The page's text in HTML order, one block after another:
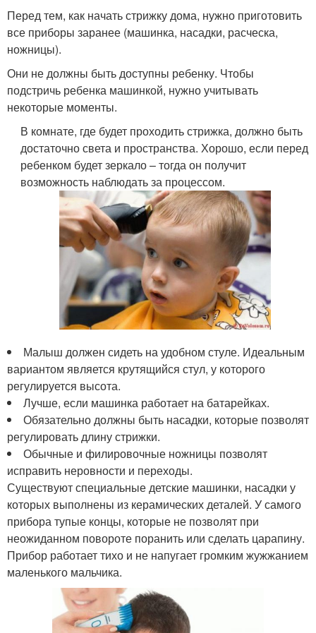
Перед тем, как начать стрижку дома, нужно приготовить
все приборы заранее (машинка, насадки, расческа,
ножницы).
Они не должны быть доступны ребенку. Чтобы
подстричь ребенка машинкой, нужно учитывать
некоторые моменты.
В комнате, где будет проходить стрижка, должно быть
достаточно света и пространства. Хорошо, если перед
ребенком будет зеркало – тогда он получит
возможность наблюдать за процессом.
Малыш должен сидеть на удобном стуле. Идеальным
вариантом является крутящийся стул, у которого
регулируется высота.
Лучше, если машинка работает на батарейках.
Обязательно должны быть насадки, которые позволят
регулировать длину стрижки.
Обычные и филировочные ножницы позволят
исправить неровности и переходы.
Существуют специальные детские машинки, насадки у
которых выполнены из керамических деталей. У самого
прибора тупые концы, которые не позволят при
неожиданном повороте поранить или сделать царапину.
Прибор работает тихо и не напугает громким жужжанием
маленького мальчика.